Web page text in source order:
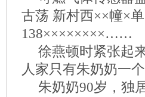
古荡 新村西××幢×
138××××××××……
徐燕顿时紧张起
人家只有朱奶奶一个
朱奶奶90岁，独